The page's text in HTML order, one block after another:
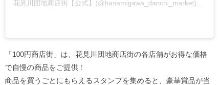
「100円商店街」は、花見川団地商店街の各店舗がお得な価格
で自慢の商品をご提供！
商品を買うごとにもらえるスタンプを集めると、豪華賞品が当